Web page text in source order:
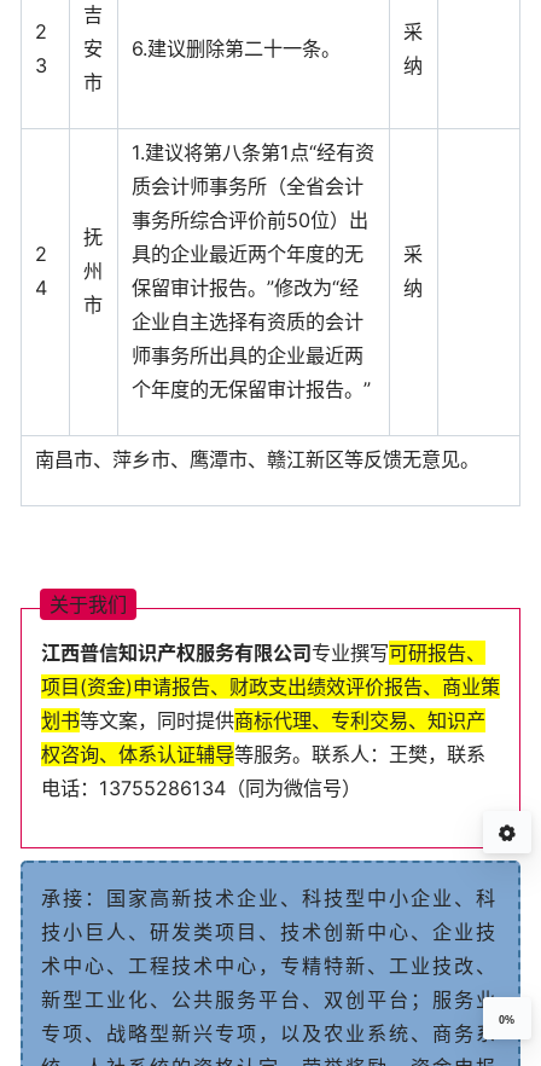
2
3
吉
安
市
6.建议删除第二十一条。
采
纳
2
4
抚
州
市
1.建议将第八条第1点“经有资
质会计师事务所（全省会计
事务所综合评价前50位）出
具的企业最近两个年度的无
保留审计报告。”修改为“经
企业自主选择有资质的会计
师事务所出具的企业最近两
个年度的无保留审计报告。”
采
纳
南昌市、萍乡市、鹰潭市、赣江新区等反馈无意见。
关于我们
江西普信知识产权服务有限公司专业撰写可研报告、
项目 (资金)申请报告、 财政支出绩效评价报告、 商业策
划 书等文案， 同时提供商标代理、 专利 交易、 知识产
权咨询、 体系认证辅导等服务。 联系人：王樊， 联系
电话： 13755286134 （同为微信号）
承接 ： 国 家 高新技 术企业 、 科技 型 中小企业 、 科
技小 巨 人 、 研发 类项 目 、 技 术创新中 心、企业技
术中心、工程技术中心 ， 专精特新、 工 业技 改、
新型 工 业 化、 公共服 务平台 、 双创平台 ； 服 务业
专项、 战略型新兴专项 ， 以 及农 业 系统、 商务 系
0%